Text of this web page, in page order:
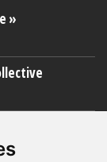
»
sur les